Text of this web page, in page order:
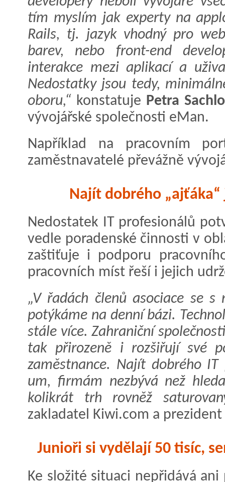
tím myslím jak experty na
Rails, tj. jazyk vhodný pro
barev, nebo front-end
interakce mezi aplikací a
Nedostatky jsou tedy,
oboru,“ konstatuje Petra
vývojářské společnosti eMan.
Například na pracovním
zaměstnavatelé převážně
Najít dobrého „ajťáka“
Nedostatek IT profesionálů
vedle poradenské činnosti v
zaštiťuje i podporu
pracovních míst řeší i jejich
„V řadách členů asociace se
potýkáme na denní bázi.
stále více. Zahraniční
tak přirozeně i rozšiřují své
zaměstnance. Najít dobrého
um, firmám nezbývá než
kolikrát trh rovněž
zakladatel Kiwi.com a prezident
Junioři si vydělají 50 tisíc,
Ke složité situaci nepřidává